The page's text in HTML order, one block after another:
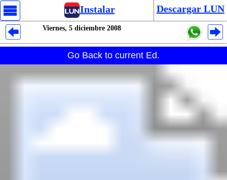
Instalar Descargar LUN
Viernes, 5 diciembre 2008
Go Back to current Ed.
Despliegues Analytics
Despliegues Totales
Despliegues por Rubros